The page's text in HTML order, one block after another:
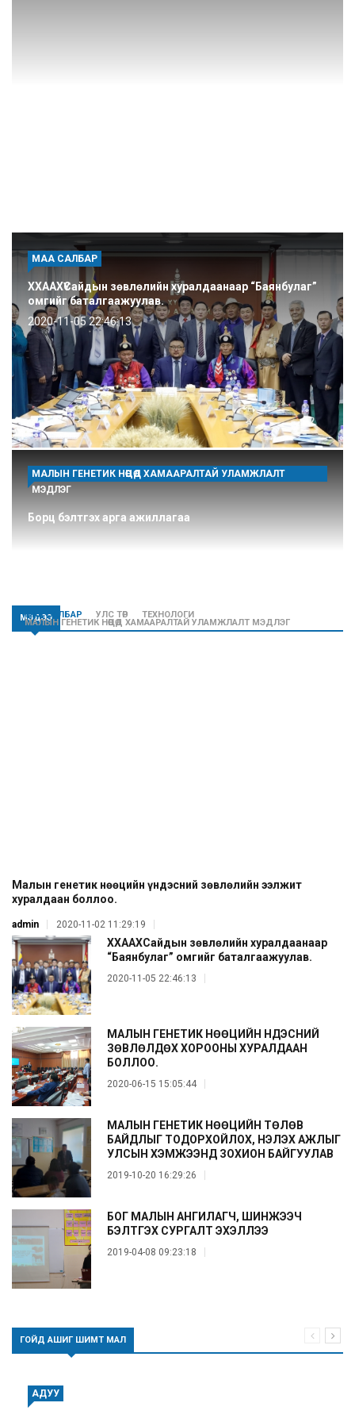
МАА САЛБАР
ХХААХҮСайдын зөвлөлийн хуралдаанаар “Баянбулаг”
омгийг баталгаажуулав.
2020-11-05 22:46:13
МАЛЫН ГЕНЕТИК НӨӨЦӨД ХАМААРАЛТАЙ УЛАМЖЛАЛТ
МЭДЛЭГ
Борц бэлтгэх арга ажиллагаа
МЭДЭЭ
МАА САЛБАР УЛС ТӨР ТЕХНОЛОГИ
МАЛЫН ГЕНЕТИК НӨӨЦӨД ХАМААРАЛТАЙ УЛАМЖЛАЛТ МЭДЛЭГ
Малын генетик нөөцийн үндэсний зөвлөлийн ээлжит
хуралдаан боллоо.
admin 2020-11-02 11:29:19
ХХААХҮСайдын зөвлөлийн хуралдаанаар
“Баянбулаг” омгийг баталгаажуулав.
2020-11-05 22:46:13
МАЛЫН ГЕНЕТИК НӨӨЦИЙН ҮНДЭСНИЙ
ЗӨВЛӨЛДӨХ ХОРООНЫ ХУРАЛДААН
БОЛЛОО.
2020-06-15 15:05:44
МАЛЫН ГЕНЕТИК НӨӨЦИЙН ТӨЛӨВ
БАЙДЛЫГ ТОДОРХОЙЛОХ, ҮНЭЛЭХ АЖЛЫГ
УЛСЫН ХЭМЖЭЭНД ЗОХИОН БАЙГУУЛАВ
2019-10-20 16:29:26
БОГ МАЛЫН АНГИЛАГЧ, ШИНЖЭЭЧ
БЭЛТГЭХ СУРГАЛТ ЭХЭЛЛЭЭ
2019-04-08 09:23:18
ГОЙД АШИГ ШИМТ МАЛ
АДУУ